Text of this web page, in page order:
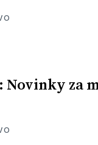
za